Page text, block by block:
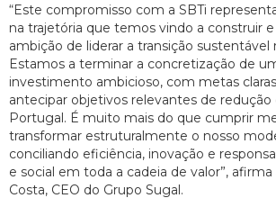
“Este compromisso com a SBTi
na trajetória que temos vindo a construir e
ambição de liderar a transição sustentável
Estamos a terminar a concretização de
investimento ambicioso, com metas
antecipar objetivos relevantes de
Portugal. É muito mais do que cumprir
transformar estruturalmente o nosso
conciliando eficiência, inovação e
e social em toda a cadeia de valor”,
Costa, CEO do Grupo Sugal.